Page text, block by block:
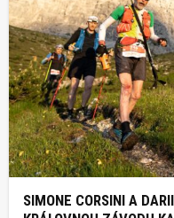
SIMONE CORSINI A